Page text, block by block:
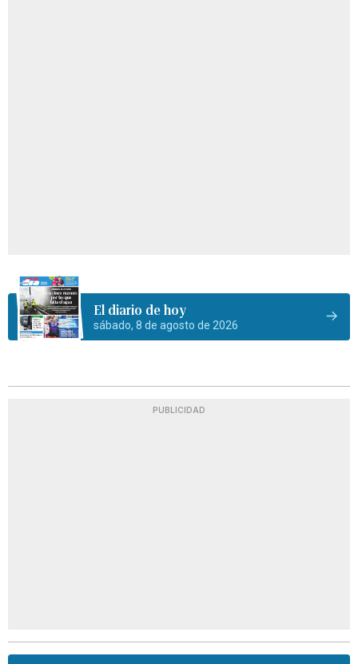
El diario de hoy
sábado, 8 de agosto de 2026
PUBLICIDAD